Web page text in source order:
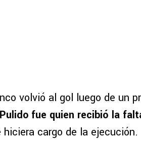
volvió al gol luego de un
Pulido fue quien recibió la
hiciera cargo de la ejecución.